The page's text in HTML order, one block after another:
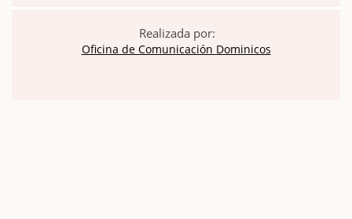
Realizada por:
Oficina de Comunicación Dominicos